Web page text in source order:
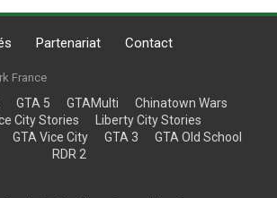
Partenariat Contact
France
GTA 5 GTAMulti
Chinatown Wars
City Stories
Liberty City Stories
GTA Vice City GTA 3
GTA Old School
RDR 2